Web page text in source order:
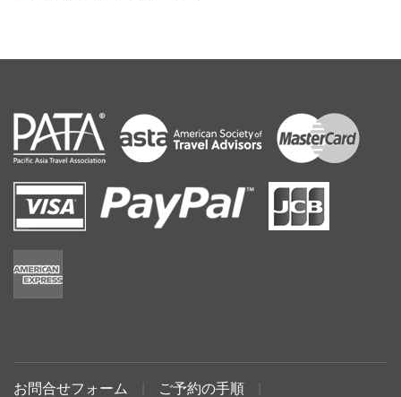
お問合せフォーム ご予約の手順